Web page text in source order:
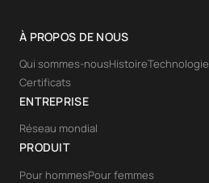
À PROPOS DE NOUS
Qui sommes-nousHistoireTechnologie
Certificats
ENTREPRISE
Réseau mondial
PRODUIT
Pour hommesPour femmes